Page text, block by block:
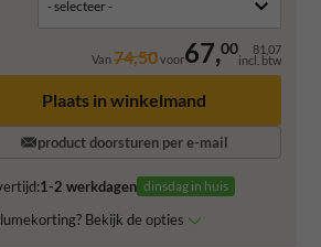
Van74,50voor67,00 81,07
incl. btw
Plaats in winkelmand
product doorsturen per e-mail
1-2 werkdagen dinsdag in huis
Bekijk de opties